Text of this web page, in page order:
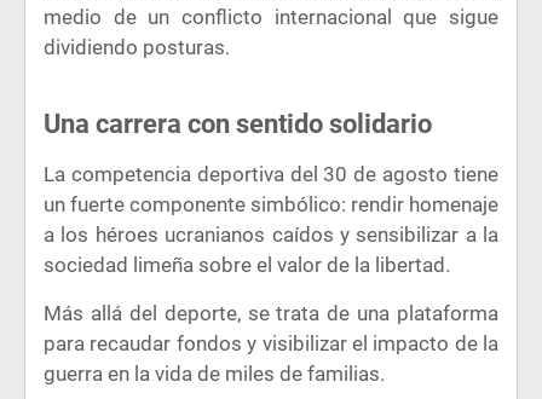
medio de un conflicto internacional que sigue
dividiendo posturas.
Una carrera con sentido solidario
La competencia deportiva del 30 de agosto tiene
un fuerte componente simbólico: rendir homenaje
a los héroes ucranianos caídos y sensibilizar a la
sociedad limeña sobre el valor de la libertad.
Más allá del deporte, se trata de una plataforma
para recaudar fondos y visibilizar el impacto de la
guerra en la vida de miles de familias.